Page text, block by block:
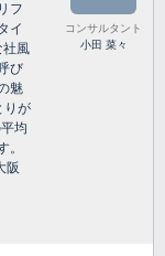
フ
イ
社風
び
魅
りが
均
。
阪
コンサルタント
小田 菜々